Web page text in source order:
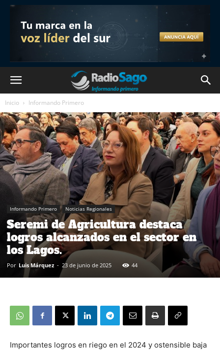
Inicio Informando Primero
Informando Primero Noticias Regionales
Seremi de Agricultura destaca
logros alcanzados en el sector en
los Lagos.
Por Luis Márquez - 23 de junio de 2025 44
Importantes logros en riego en el 2024 y ostensible baja